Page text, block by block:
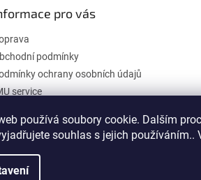
používá soubory cookie. Dalším
souhlas s jejich používáním..
pro vás
podmínky
ochrany osobních údajů
service